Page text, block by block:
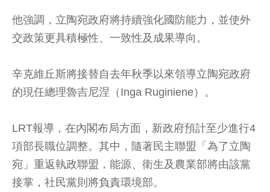
他強調，立陶宛政府將持續強化國防能力，並使外
交政策更具積極性、一致性及成果導向。
辛克維丘斯將接替自去年秋季以來領導立陶宛政府
的現任總理魯吉尼涅（Inga Ruginiene）。
LRT報導，在內閣布局方面，新政府預計至少進行4
項部長職位調整。其中，隨著民主聯盟「為了立陶
宛」重返執政聯盟，能源、衛生及農業部將由該黨
接掌，社民黨則將負責環境部。